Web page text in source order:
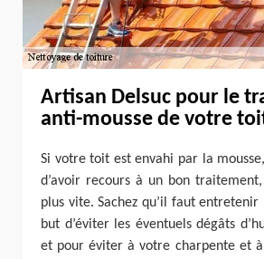
Artisan Delsuc pour le
anti-mousse de votre
Si votre toit est envahi par la
d’avoir recours à un bon
plus vite. Sachez qu’il faut
but d’éviter les éventuels dégâts
et pour éviter à votre charpente et